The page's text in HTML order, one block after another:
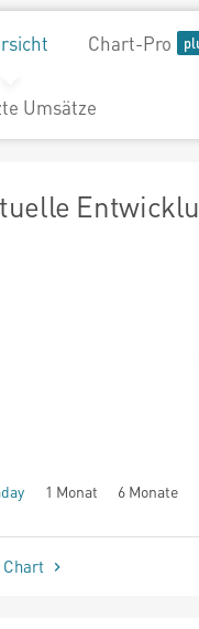
Chart-Pro
Umsätze
1 Monat 6 Monate
Chart